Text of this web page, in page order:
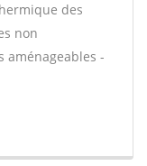
des
non
aménageables -